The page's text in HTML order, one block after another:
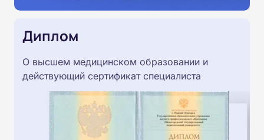
Диплом
О высшем медицинском образовании и
действующий сертификат специалиста